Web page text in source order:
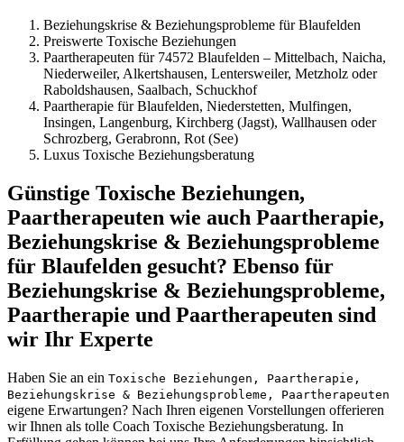
Beziehungskrise & Beziehungsprobleme für Blaufelden
Preiswerte Toxische Beziehungen
Paartherapeuten für 74572 Blaufelden – Mittelbach, Naicha,
Niederweiler, Alkertshausen, Lentersweiler, Metzholz oder
Raboldshausen, Saalbach, Schuckhof
Paartherapie für Blaufelden, Niederstetten, Mulfingen,
Insingen, Langenburg, Kirchberg (Jagst), Wallhausen oder
Schrozberg, Gerabronn, Rot (See)
Luxus Toxische Beziehungsberatung
Günstige Toxische Beziehungen,
Paartherapeuten wie auch Paartherapie,
Beziehungskrise & Beziehungsprobleme
für Blaufelden gesucht? Ebenso für
Beziehungskrise & Beziehungsprobleme,
Paartherapie und Paartherapeuten sind
wir Ihr Experte
Haben Sie an ein Toxische Beziehungen, Paartherapie,
Beziehungskrise & Beziehungsprobleme, Paartherapeuten
eigene Erwartungen? Nach Ihren eigenen Vorstellungen offerieren
wir Ihnen als tolle Coach Toxische Beziehungsberatung. In